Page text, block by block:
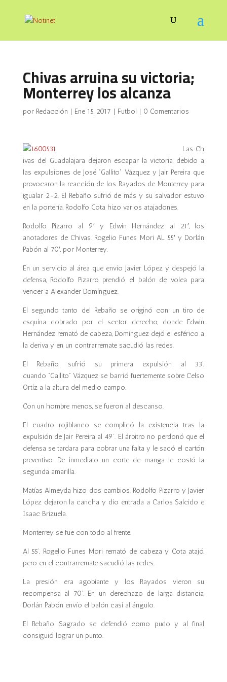
Chivas arruina su victoria;
Monterrey los alcanza
por Redacción | Ene 15, 2017 | Futbol | 0 Comentarios
Las Ch
ivas del Guadalajara dejaron escapar la victoria, debido a
las expulsiones de José “Gallito” Vázquez y Jair Pereira que
provocaron la reacción de los Rayados de Monterrey para
igualar 2-2. El Rebaño sufrió de más y su salvador estuvo
en la portería, Rodolfo Cota hizo varios atajadones.
Rodolfo Pizarro al 9′ y Edwin Hernández al 21′, los
anotadores de Chivas. Rogelio Funes Mori AL 55′ y Dorlán
Pabón al 70′, por Monterrey.
En un servicio al área que envío Javier López y despejó la
defensa, Rodolfo Pizarro prendió el balón de volea para
vencer a Alexander Domínguez.
El segundo tanto del Rebaño se originó con un tiro de
esquina cobrado por el sector derecho, donde Edwin
Hernández remató de cabeza, Domínguez dejó el esférico a
la deriva y en un contrarremate sacudió las redes.
El Rebaño sufrió su primera expulsión al 33’,
cuando “Gallito” Vázquez se barrió fuertemente sobre Celso
Ortíz a la altura del medio campo.
Con un hombre menos, se fueron al descanso.
El cuadro rojiblanco se complicó la existencia tras la
expulsión de Jair Pereira al 49’. El árbitro no perdonó que el
defensa se tardara para cobrar una falta y le sacó el cartón
preventivo. De inmediato un corte de manga le costó la
segunda amarilla.
Matías Almeyda hizo dos cambios. Rodolfo Pizarro y Javier
López dejaron la cancha y dio entrada a Carlos Salcido e
Isaac Brizuela.
Monterrey se fue con todo al frente.
Al 55’, Rogelio Funes Mori remató de cabeza y Cota atajó,
pero en el contrarremate sacudió las redes.
La presión era agobiante y los Rayados vieron su
recompensa al 70’. En un derechazo de larga distancia,
Dorlán Pabón envío el balón casi al ángulo.
El Rebaño Sagrado se defendió como pudo y al final
consiguió lograr un punto.